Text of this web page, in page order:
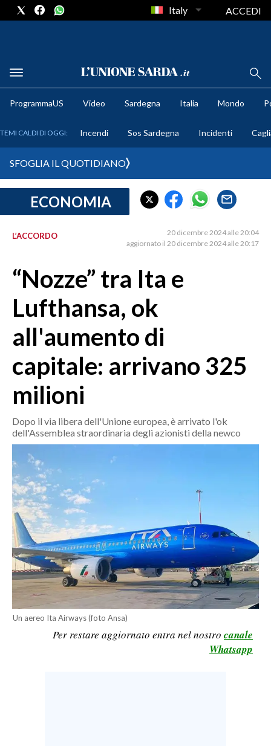
METEO
CRONACA SARDEGNA
PROVINCIA DI CAGLIARI
MEDIO CAMPIDANO
SASSARI E PROVINCIA
GALLURA
NUORO E PROVINCIA
OGLIASTRA
AGENDA
ITALIA
MONDO
POLITICA
ECONOMIA
SERVIZI ALLE IMPRESE
LAVORO
BANDI
SPORT IN SARDEGNA
Italy ACCEDI
ProgrammaUS Video Sardegna Italia Mondo
TEMI CALDI DI OGGI: Incendi Sos Sardegna Incidenti
SFOGLIA IL QUOTIDIANO
ECONOMIA
L’ACCORDO
20 dicembre 2024 alle 20:04
aggiornato il 20 dicembre 2024 alle 20:17
“Nozze” tra Ita e
Lufthansa, ok
all'aumento di
capitale: arrivano 325
milioni
Dopo il via libera dell'Unione europea, è arrivato l'ok
dell'Assemblea straordinaria degli azionisti della newco
Un aereo Ita Airways (foto Ansa)
Per restare aggiornato entra nel nostro canale
Whatsapp